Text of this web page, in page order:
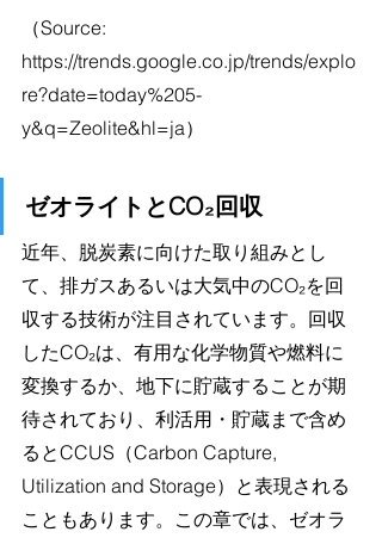
（Source:
https://trends.google.co.jp/trends/explo
re?date=today%205-
y&q=Zeolite&hl=ja）
ゼオライトとCO₂回収
近年、脱炭素に向けた取り組みとし
て、排ガスあるいは大気中のCO₂を回
収する技術が注目されています。回収
したCO₂は、有用な化学物質や燃料に
変換するか、地下に貯蔵することが期
待されており、利活用・貯蔵まで含め
るとCCUS（Carbon Capture,
Utilization and Storage）と表現される
こともあります。この章では、ゼオラ